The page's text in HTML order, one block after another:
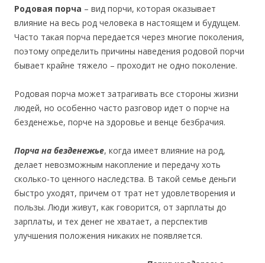
Родовая порча – вид порчи, которая оказывает
влияние на весь род человека в настоящем и будущем.
Часто такая порча передается через многие поколения,
поэтому определить причины наведения родовой порчи
бывает крайне тяжело – проходит не одно поколение.
Родовая порча может затрагивать все стороны жизни
людей, но особенно часто разговор идет о порче на
безденежье, порче на здоровье и венце безбрачия.
Порча на безденежье, когда имеет влияние на род,
делает невозможным накопление и передачу хоть
сколько-то ценного наследства. В такой семье деньги
быстро уходят, причем от трат нет удовлетворения и
пользы. Люди живут, как говорится, от зарплаты до
зарплаты, и тех денег не хватает, а перспектив
улучшения положения никаких не появляется.